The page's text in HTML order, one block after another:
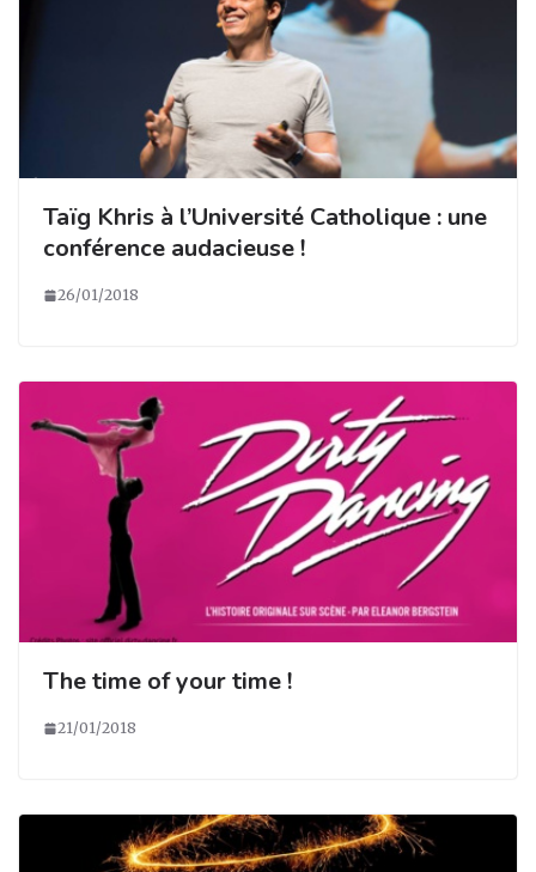
Taïg Khris à l’Université Catholique : une
conférence audacieuse !
26/01/2018
The time of your time !
21/01/2018